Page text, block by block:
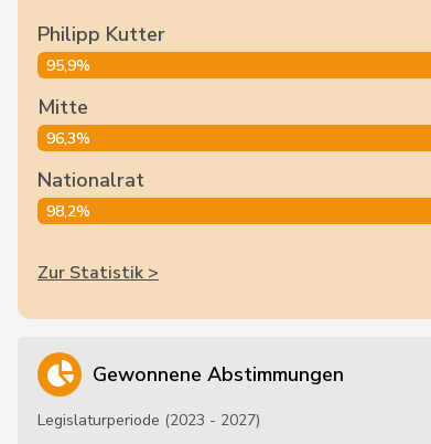
Philipp Kutter
95,9%
Mitte
96,3%
Nationalrat
98,2%
Zur Statistik >
Gewonnene Abstimmungen
Legislaturperiode (2023 - 2027)